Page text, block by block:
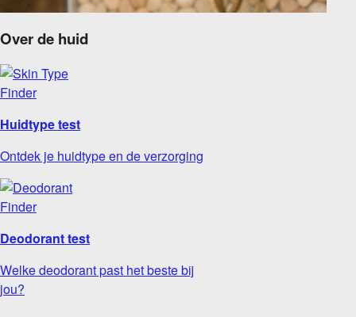
Over de huid
Huidtype test
Ontdek je huidtype en de verzorging
Deodorant test
Welke deodorant past het beste bij
jou?